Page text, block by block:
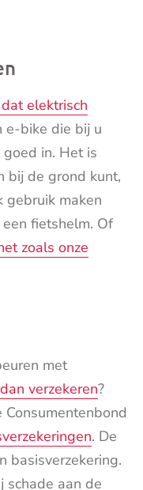
elektrisch
e-bike die bij u
in. Het is
bij de grond kunt,
gebruik maken
fietshelm. Of
zoals onze
met
verzekeren?
. De
basisverzekering.
schade aan de